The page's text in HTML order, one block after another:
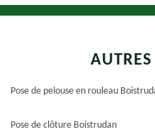
AUTRES
Pose de pelouse en rouleau
Pose de clôture Boistrudan